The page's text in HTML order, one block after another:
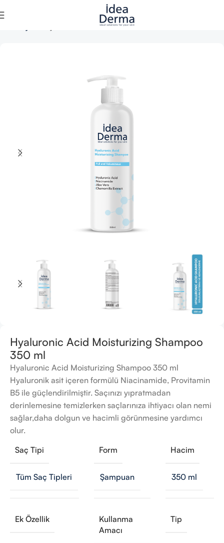
Hyaluronic Acid Moisturizing Shampoo
350 ml
Hyaluronic Acid Moisturizing Shampoo 350 ml
Hyaluronik asit içeren formülü Niacinamide, Provitamin
B5 ile güçlendirilmiştir. Saçınızı yıpratmadan
derinlemesine temizlerken saçlarınıza ihtiyacı olan nemi
sağlar,daha dolgun ve hacimli görünmesine yardımcı
olur.
Saç Tipi
Tüm Saç Tipleri
Form
Şampuan
Hacim
350 ml
Ek Özellik
Kullanma
Amacı
Tip